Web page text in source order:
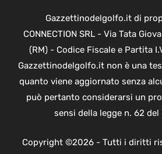
Gazzettinodelgolfo.it di
CONNECTION SRL - Via Tata
(RM) - Codice Fiscale e Partita
Gazzettinodelgolfo.it non è una
quanto viene aggiornato senza
può pertanto considerarsi un
sensi della legge n. 62 del
Copyright ©2026 - Tutti i diritti